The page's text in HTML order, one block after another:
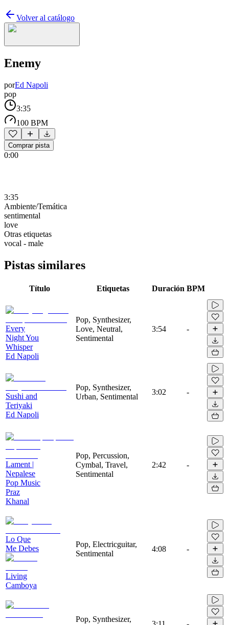
Volver al catálogo
Enemy
porEd Napoli
pop
3:35
100 BPM
Comprar pista
0:00
3:35
Ambiente/Temática
sentimental
love
Otras etiquetas
vocal - male
Pistas similares
Título Etiquetas Duración BPM
Every
Night You
Whisper
Ed Napoli
Pop, Synthesizer,
Love, Neutral,
Sentimental
3:54 -
Sushi and
Teriyaki
Ed Napoli
Pop, Synthesizer,
Urban, Sentimental
3:02 -
Lament |
Nepalese
Pop Music
Praz
Khanal
Pop, Percussion,
Cymbal, Travel,
Sentimental
2:42 -
Lo Que
Me Debes
Living
Camboya
Pop, Electricguitar,
Sentimental
4:08 -
Pop, Synthesizer,